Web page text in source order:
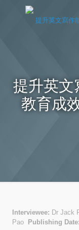
提升英文
教育成
Interviewee: Dr Jack
Pao
Publishing Date: